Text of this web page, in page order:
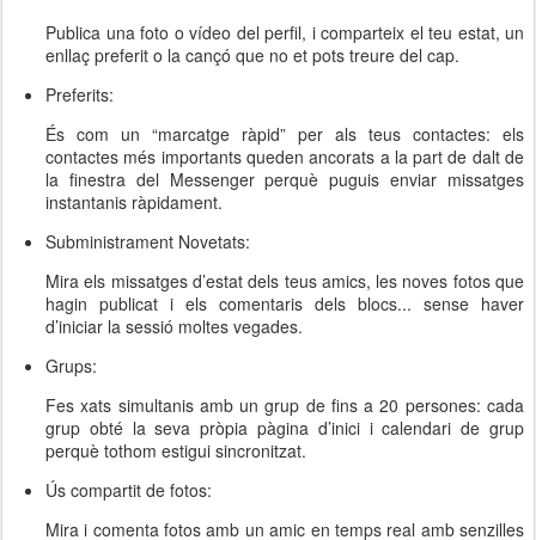
Publica una foto o vídeo del perfil, i comparteix el teu estat, un
enllaç preferit o la cançó que no et pots treure del cap.
Preferits:
És com un “marcatge ràpid” per als teus contactes: els
contactes més importants queden ancorats a la part de dalt de
la finestra del Messenger perquè puguis enviar missatges
instantanis ràpidament.
Subministrament Novetats:
Mira els missatges d’estat dels teus amics, les noves fotos que
hagin publicat i els comentaris dels blocs... sense haver
d’iniciar la sessió moltes vegades.
Grups:
Fes xats simultanis amb un grup de fins a 20 persones: cada
grup obté la seva pròpia pàgina d’inici i calendari de grup
perquè tothom estigui sincronitzat.
Ús compartit de fotos:
Mira i comenta fotos amb un amic en temps real amb senzilles